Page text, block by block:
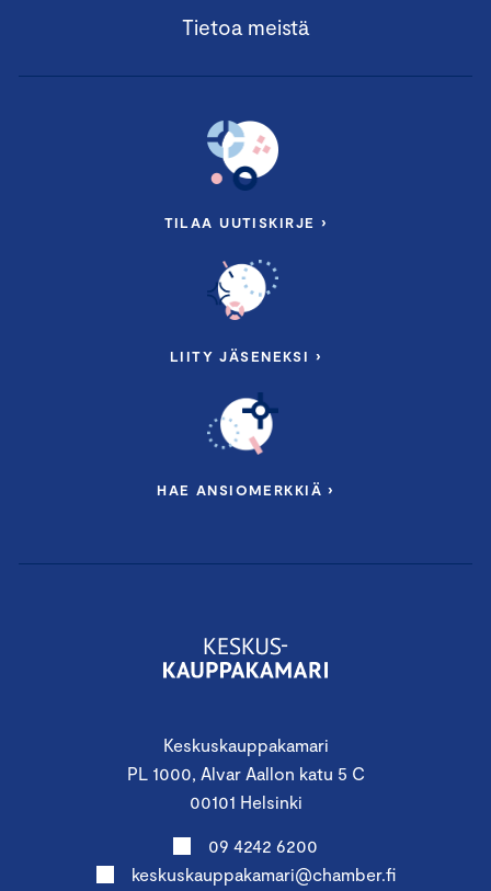
Keskuskauppakamari
PL 1000, Alvar Aallon katu 5 C
00101 Helsinki
09 4242 6200
keskuskauppakamari@chamber.fi
Tietoa meistä
TILAA UUTISKIRJE ›
LIITY JÄSENEKSI ›
HAE ANSIOMERKKIÄ ›